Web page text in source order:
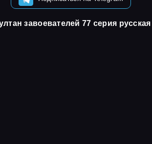
завоевателей 77 серия русская